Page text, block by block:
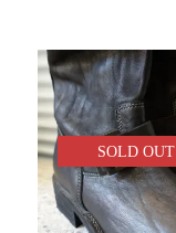
SOLD OUT